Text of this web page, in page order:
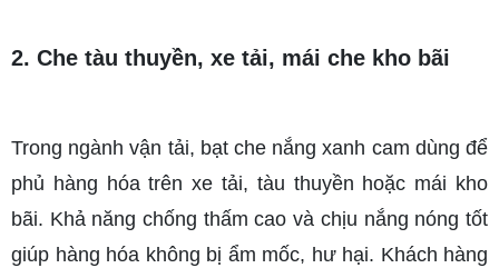
2. Che tàu thuyền, xe tải, mái che kho bãi
Trong ngành vận tải, bạt che nắng xanh cam dùng để
phủ hàng hóa trên xe tải, tàu thuyền hoặc mái kho
bãi. Khả năng chống thấm cao và chịu nắng nóng tốt
giúp hàng hóa không bị ẩm mốc, hư hại. Khách hàng